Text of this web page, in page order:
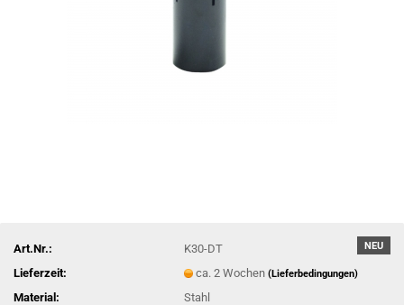
NEU
Art.Nr.:
K30-DT
Lieferzeit:
ca. 2 Wochen(Lieferbedingungen)
Material:
Stahl